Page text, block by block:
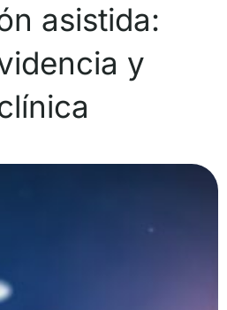
asistida:
y